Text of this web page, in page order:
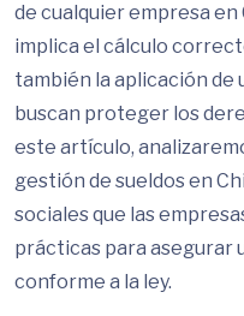
de cualquier empresa
implica el cálculo
también la aplicación de
buscan proteger los
este artículo,
gestión de sueldos en
sociales que las
prácticas para asegurar
conforme a la ley.